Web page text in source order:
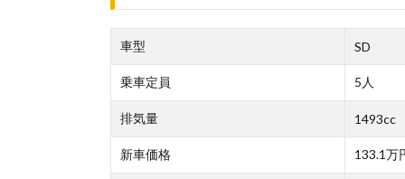
車型 SD
乗車定員 5人
排気量 1493cc
新車価格 133.1万